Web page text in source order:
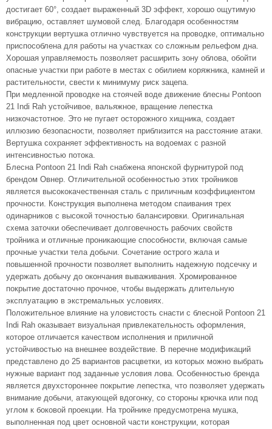
достигает 60°, создает выраженный 3D эффект, хорошо ощутимую
вибрацию, оставляет шумовой след. Благодаря особенностям
конструкции вертушка отлично чувствуется на проводке, оптимально
приспособлена для работы на участках со сложным рельефом дна.
Хорошая управляемость позволяет расширить зону облова, обойти
опасные участки при работе в местах с обилием коряжника, камней и
растительности, свести к минимуму риск зацепа.
При медленной проводке на стоячей воде движение блесны Pontoon
21 Indi Rah устойчивое, вальяжное, вращение лепестка
низкочастотное. Это не пугает осторожного хищника, создает
иллюзию безопасности, позволяет приблизится на расстояние атаки.
Вертушка сохраняет эффективность на водоемах с разной
интенсивностью потока.
Блесна Pontoon 21 Indi Rah снабжена японской фурнитурой под
брендом Овнер. Отличительной особенностью этих тройников
является высококачественная сталь с приличным коэффициентом
прочности. Конструкция выполнена методом спаивания трех
одинарников с высокой точностью балансировки. Оригинальная
схема заточки обеспечивает долговечность рабочих свойств
тройника и отличные проникающие способности, включая самые
прочные участки тела добычи. Сочетание острого жала и
повышенной прочности позволяет выполнить надежную подсечку и
удержать добычу до окончания вываживания. Хромированное
покрытие достаточно прочное, чтобы выдержать длительную
эксплуатацию в экстремальных условиях.
Положительное влияние на уловистость снасти с блесной Pontoon 21
Indi Rah оказывает визуальная привлекательность оформления,
которое отличается качеством исполнения и приличной
устойчивостью на внешнее воздействие. В перечне модификаций
представлено до 25 вариантов расцветки, из которых можно выбрать
нужные вариант под заданные условия лова. Особенностью бренда
является двухстороннее покрытие лепестка, что позволяет удержать
внимание добычи, атакующей вдогонку, со стороны крючка или под
углом к боковой проекции. На тройнике предусмотрена мушка,
выполненная под цвет основной части конструкции, которая